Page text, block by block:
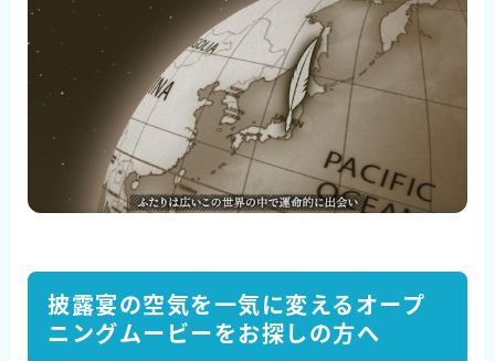
披露宴の空気を一気に変えるオープ
ニングムービーをお探しの方へ